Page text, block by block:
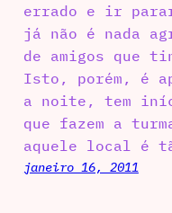
errado e ir parar
já não é nada
de amigos que
Isto, porém, é
a noite, tem
que fazem a
aquele local é
janeiro 16, 2011